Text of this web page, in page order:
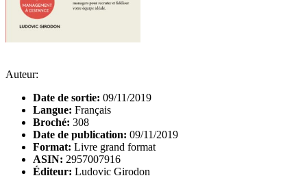
Auteur:
Date de sortie: 09/11/2019
Langue: Français
Broché: 308
Date de publication: 09/11/2019
Format: Livre grand format
ASIN: 2957007916
Éditeur: Ludovic Girodon